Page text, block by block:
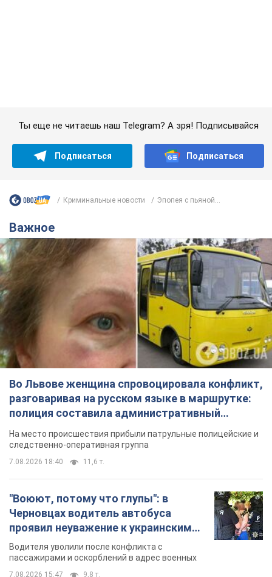
Во Львове женщина спровоцировала конфликт,
разговаривая на русском языке в маршрутке:
полиция составила административный
протокол. Видео
На место происшествия прибыли патрульные полицейские и
следственно-оперативная группа
11,6 т.
"Воюют, потому что глупы": в
Черновцах водитель автобуса
проявил неуважение к украинским
военным и поплатился за это.
Видео
пассажирами и оскорблений в адрес военных
"Не следит за сексуальностью": в
Киеве консультант салона красоты
оскорбил женщину после
химиотерапии, разгорелся скандал.
Фото
женщины, заявив, что у нее "мужская стрижка"